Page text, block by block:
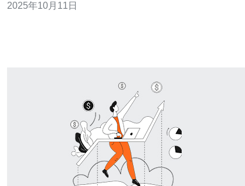
加坡服务器备案对企业网站的重要性。 1. 提升网络安全性
2025年10月11日